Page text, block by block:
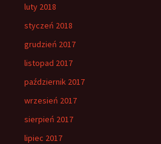
luty 2018
styczeń 2018
grudzień 2017
listopad 2017
październik 2017
wrzesień 2017
sierpień 2017
lipiec 2017